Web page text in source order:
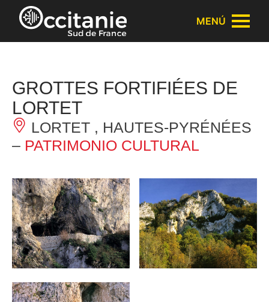
Panel de gestión de cookies
MENÚ
GROTTES FORTIFIÉES DE
LORTET
LORTET , HAUTES-PYRÉNÉES
– PATRIMONIO CULTURAL